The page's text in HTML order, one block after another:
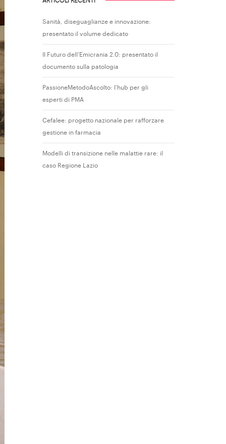
Sanità, diseguaglianze e innovazione:
presentato il volume dedicato
Il Futuro dell’Emicrania 2.0: presentato il
documento sulla patologia
PassioneMetodoAscolto: l’hub per gli
esperti di PMA
Cefalee: progetto nazionale per rafforzare
gestione in farmacia
Modelli di transizione nelle malattie rare: il
caso Regione Lazio